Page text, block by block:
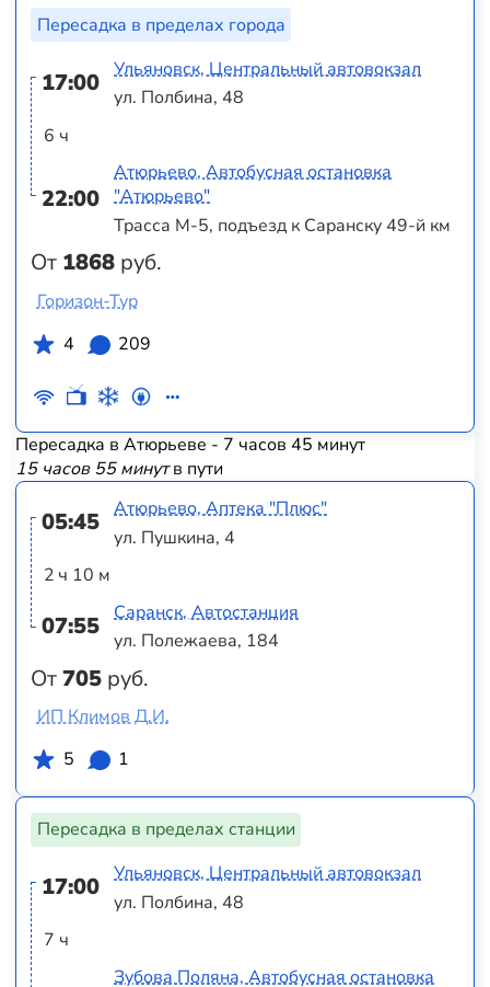
Пересадка в пределах города
17:00
6 ч
22:00
От 1868 руб.
Ульяновск, Центральный автовокзал
ул. Полбина, 48
Атюрьево, Автобусная остановка
"Атюрьево"
Трасса М-5, подъезд к Саранску 49-й км
Горизон-Тур
4
209
Пересадка в Атюрьеве - 7 часов 45 минут
15 часов 55 минутв пути
05:45
2 ч 10 м
07:55
От705 руб.
Атюрьево, Аптека "Плюс"
ул. Пушкина, 4
Саранск, Автостанция
ул. Полежаева, 184
ИП Климов Д.И.
5
1
Пересадка в пределах станции
17:00
7 ч
Ульяновск, Центральный автовокзал
ул. Полбина, 48
Зубова Поляна, Автобусная остановка